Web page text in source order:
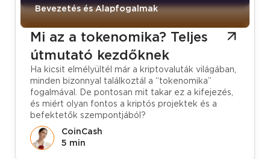
Bevezetés és Alapfogalmak
Mi az a tokenomika? Teljes
útmutató kezdőknek
Ha kicsit elmélyültél már a kriptovaluták világában,
minden bizonnyal találkoztál a “tokenomika”
fogalmával. De pontosan mit takar ez a kifejezés,
és miért olyan fontos a kriptós projektek és a
befektetők szempontjából?
CoinCash
5 min